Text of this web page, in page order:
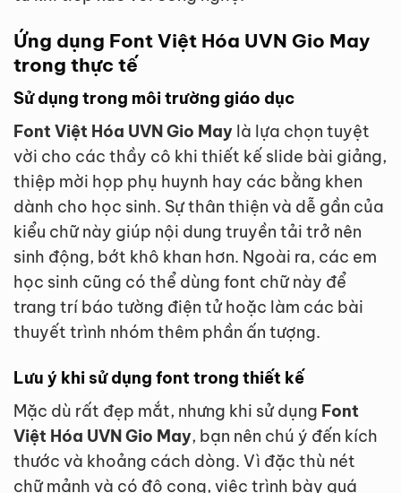
Ứng dụng Font Việt Hóa UVN Gio May
trong thực tế
Sử dụng trong môi trường giáo dục
Font Việt Hóa UVN Gio May là lựa chọn tuyệt
vời cho các thầy cô khi thiết kế slide bài giảng,
thiệp mời họp phụ huynh hay các bằng khen
dành cho học sinh. Sự thân thiện và dễ gần của
kiểu chữ này giúp nội dung truyền tải trở nên
sinh động, bớt khô khan hơn. Ngoài ra, các em
học sinh cũng có thể dùng font chữ này để
trang trí báo tường điện tử hoặc làm các bài
thuyết trình nhóm thêm phần ấn tượng.
Lưu ý khi sử dụng font trong thiết kế
Mặc dù rất đẹp mắt, nhưng khi sử dụng Font
Việt Hóa UVN Gio May, bạn nên chú ý đến kích
thước và khoảng cách dòng. Vì đặc thù nét
chữ mảnh và có độ cong, việc trình bày quá